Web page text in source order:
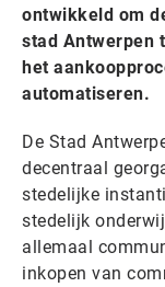
ontwikkeld om
stad Antwerpen
het
automatiseren.
De Stad
decentraal
stedelijke
stedelijk
allemaal
inkopen van